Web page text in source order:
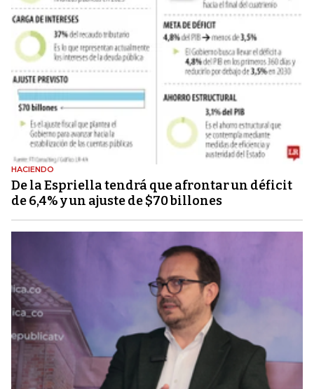
HACIENDO
De la Espriella tendrá que afrontar un déficit
de 6,4% y un ajuste de $70 billones